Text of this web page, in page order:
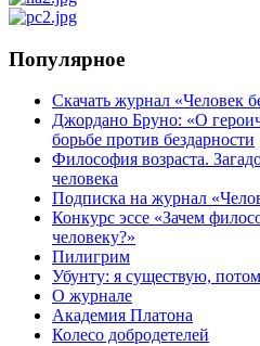
Популярное
Скачать журнал «Человек
Джордано Бруно: «О
борьбе против бездарности
Философия возраста.
человека
Подписка на журнал
Конкурс эссе «Зачем
человеку?»
Пилигрим
Убунту: я существую,
О журнале
Академия Платона
Колесо добродетелей